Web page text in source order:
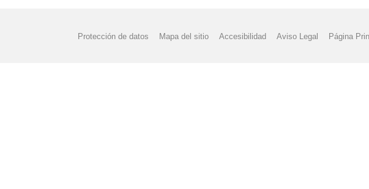
Protección de datos Mapa del sitio Accesibilidad Aviso Legal Página